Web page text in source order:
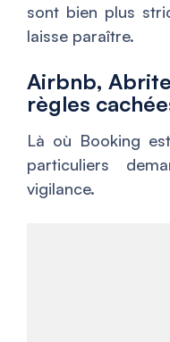
sont bien plus
laisse paraître.
Airbnb,
règles
Là où Booking
particuliers
vigilance.